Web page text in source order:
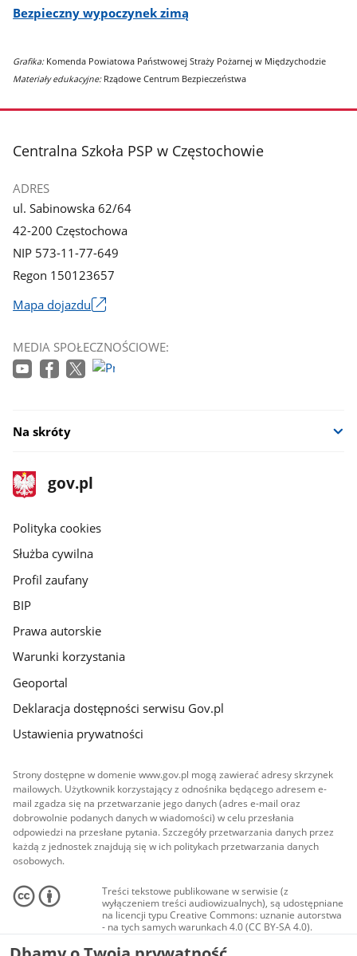
Bezpieczny wypoczynek zimą
Grafika:Komenda Powiatowa Państwowej Straży Pożarnej w Międzychodzie
Materiały edukacyjne:Rządowe Centrum Bezpieczeństwa
stopka
Centralna Szkoła PSP w Częstochowie
ADRES
ul. Sabinowska 62/64
42-200 Częstochowa
NIP 573-11-77-649
Regon 150123657
Mapa dojazdu
się
w
MEDIA SPOŁECZNOŚCIOWE:
Na skróty
stopka
gov.pl
Strona
gov.pl
gov.pl
Polityka cookies
Służba cywilna
Profil zaufany
BIP
Prawa autorskie
Warunki korzystania
Geoportal
Deklaracja dostępności serwisu Gov.pl
Ustawienia prywatności
Strony dostępne w domenie www.gov.pl mogą zawierać adresy skrzynek
mailowych. Użytkownik korzystający z odnośnika będącego adresem e-
mail zgadza się na przetwarzanie jego danych (adres e-mail oraz
dobrowolnie podanych danych w wiadomości) w celu przesłania
odpowiedzi na przesłane pytania. Szczegóły przetwarzania danych przez
każdą z jednostek znajdują się w ich politykach przetwarzania danych
osobowych.
Treści tekstowe publikowane w serwisie (z
wyłączeniem treści audiowizualnych), są udostępniane
na licencji typu Creative Commons: uznanie autorstwa
- na tych samych warunkach 4.0 (CC BY-SA 4.0).
Materiały audiowizualne, w tym zdjęcia, materiały
audio i wideo, są udostępniane na licencji typu